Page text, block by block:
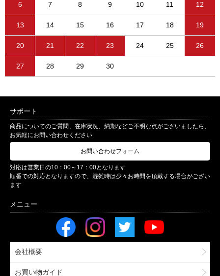
6 7 8 9 10 11 12
13 14 15 16 17 18 19
20 21 22 23 24 25 26
27 28 29 30
サポート
商品についてのご質問、在庫状況、納期などご不明な点がございましたら、
お気軽にお問い合わせください
お問い合わせフォーム
対応は営業日の10：00～17：00となります
順番での対応となりますので、混雑時は少々お時間を頂戴する場合がござい
ます
会社概要
お買い物ガイド